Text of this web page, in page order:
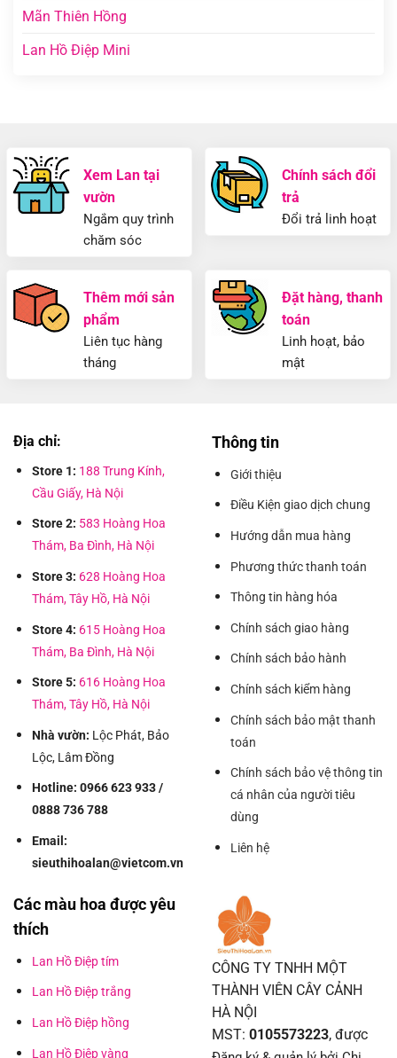
Mãn Thiên Hồng
Lan Hồ Điệp Mini
Xem Lan tại
vườn
Ngắm quy trình
chăm sóc
Chính sách đổi
trả
Đổi trả linh hoạt
Thêm mới sản
phẩm
Liên tục hàng
tháng
Đặt hàng, thanh
toán
Linh hoạt, bảo
mật
Địa chỉ:
Store 1: 188 Trung Kính,
Cầu Giấy, Hà Nội
Store 2: 583 Hoàng Hoa
Thám, Ba Đình, Hà Nội
Store 3: 628 Hoàng Hoa
Thám, Tây Hồ, Hà Nội
Store 4: 615 Hoàng Hoa
Thám, Ba Đình, Hà Nội
Store 5: 616 Hoàng Hoa
Thám, Tây Hồ, Hà Nội
Nhà vườn: Lộc Phát, Bảo
Lộc, Lâm Đồng
Hotline: 0966 623 933 /
0888 736 788
Email:
sieuthihoalan@vietcom.vn
Thông tin
Giới thiệu
Điều Kiện giao dịch chung
Hướng dẫn mua hàng
Phương thức thanh toán
Thông tin hàng hóa
Chính sách giao hàng
Chính sách bảo hành
Chính sách kiểm hàng
Chính sách bảo mật thanh
toán
Chính sách bảo vệ thông tin
cá nhân của người tiêu
dùng
Liên hệ
Các màu hoa được yêu
thích
Lan Hồ Điệp tím
Lan Hồ Điệp trắng
Lan Hồ Điệp hồng
Lan Hồ Điệp vàng
CÔNG TY TNHH MỘT
THÀNH VIÊN CÂY CẢNH
HÀ NỘI
MST: 0105573223, được